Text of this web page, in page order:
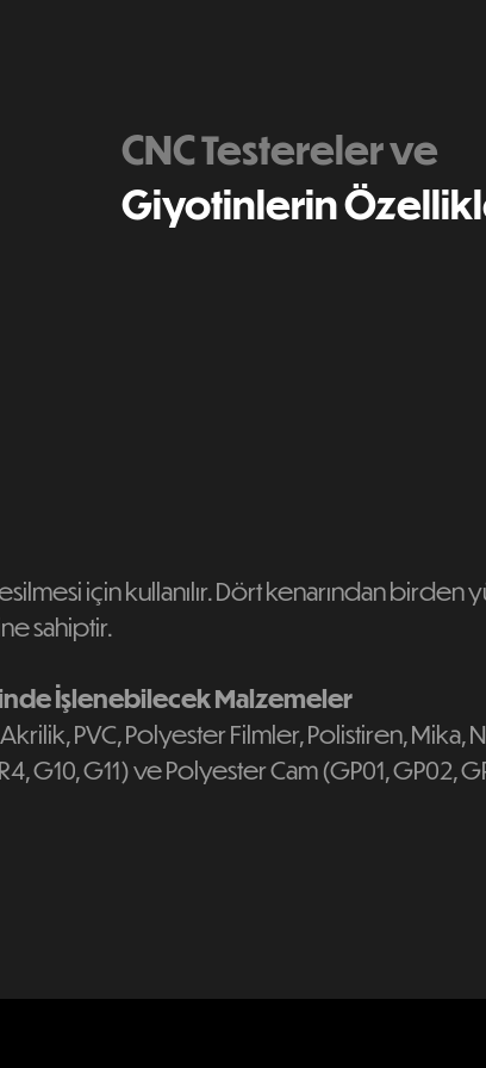
CNC Testereler ve
Giyotinlerin
için kullanılır. Dört kenarından birden
sahiptir.
İşlenebilecek Malzemeler
PVC, Polyester Filmler, Polistiren, Mika,
G10, G11) ve Polyester Cam (GP01, GP02,